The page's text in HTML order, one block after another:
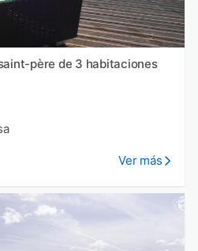
père de 3 habitaciones
Ver más